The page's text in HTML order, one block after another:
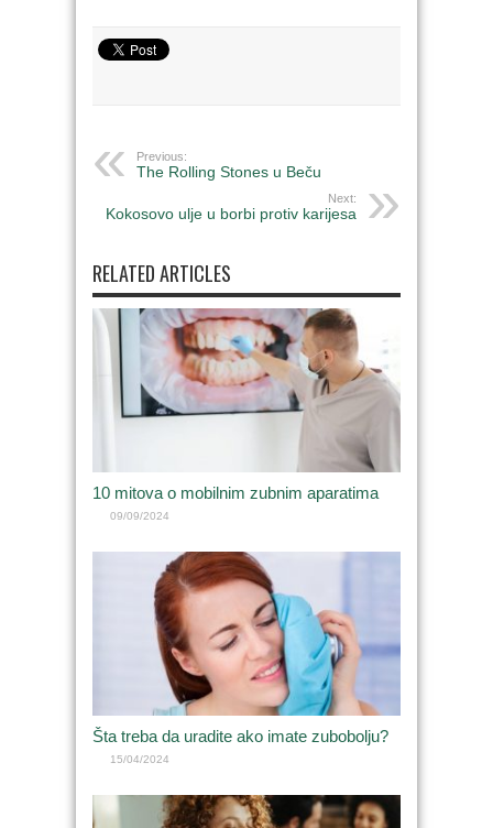
Previous:
The Rolling Stones u Beču
Next:
Kokosovo ulje u borbi protiv karijesa
RELATED ARTICLES
10 mitova o mobilnim zubnim aparatima
09/09/2024
Šta treba da uradite ako imate zubobolju?
15/04/2024